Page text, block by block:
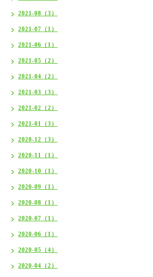
2021-08（3）
2021-07（1）
2021-06（1）
2021-05（2）
2021-04（2）
2021-03（3）
2021-02（2）
2021-01（3）
2020-12（3）
2020-11（1）
2020-10（1）
2020-09（1）
2020-08（1）
2020-07（1）
2020-06（1）
2020-05（4）
2020-04（2）